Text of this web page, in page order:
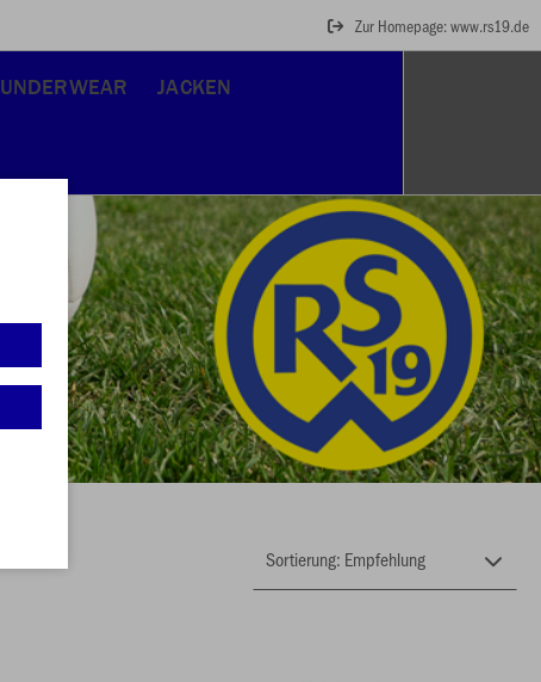
Zur Homepage: www.rs19.de
UNDERWEAR JACKEN